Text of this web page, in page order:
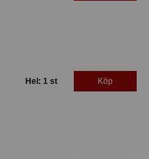
Hel: 1 st Köp